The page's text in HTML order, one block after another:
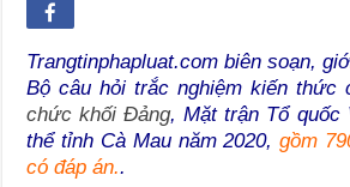
Trangtinphapluat.com biên soạn,
Bộ câu hỏi trắc nghiệm kiến thức
chức khối Đảng, Mặt trận Tổ quốc
thể tỉnh Cà Mau năm 2020,gồm
có đáp án..